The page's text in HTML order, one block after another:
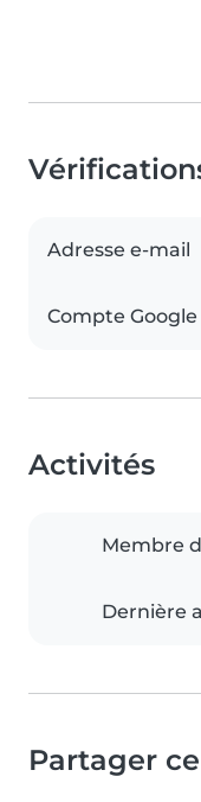
Adresse e-mail
Compte Google
Activités
Membre
Dernière
Partager